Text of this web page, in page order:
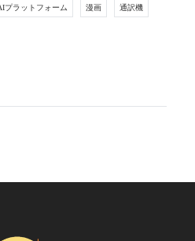
プラットフォーム 漫画 通訳機